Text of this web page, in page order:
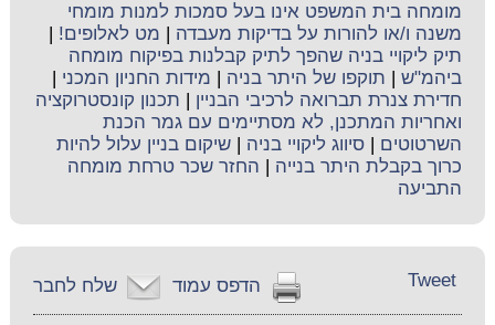
מומחה בית המשפט אינו בעל סמכות למנות מומחי
משנה ו/או להורות על בדיקות מעבדה
מט לאלופים!
תיק ליקויי בניה שהפך לתיק קבלנות בפיקוח מומחה
ביהמ"ש
תוקפו של היתר בניה מידות החניון המכני
חדירת צנרת תברואה לרכיבי הבניין
תכנון קונסטרוקציה
ואחריות המתכנן, לא מסתיימים עם גמר הכנת
השרטוטים |סיווג ליקויי בניה |שיקום בניין עלול להיות
כרוך בקבלת היתר בנייה
החזר שכר טרחת מומחה
התביעה
שלח לחבר הדפס עמוד Tweet